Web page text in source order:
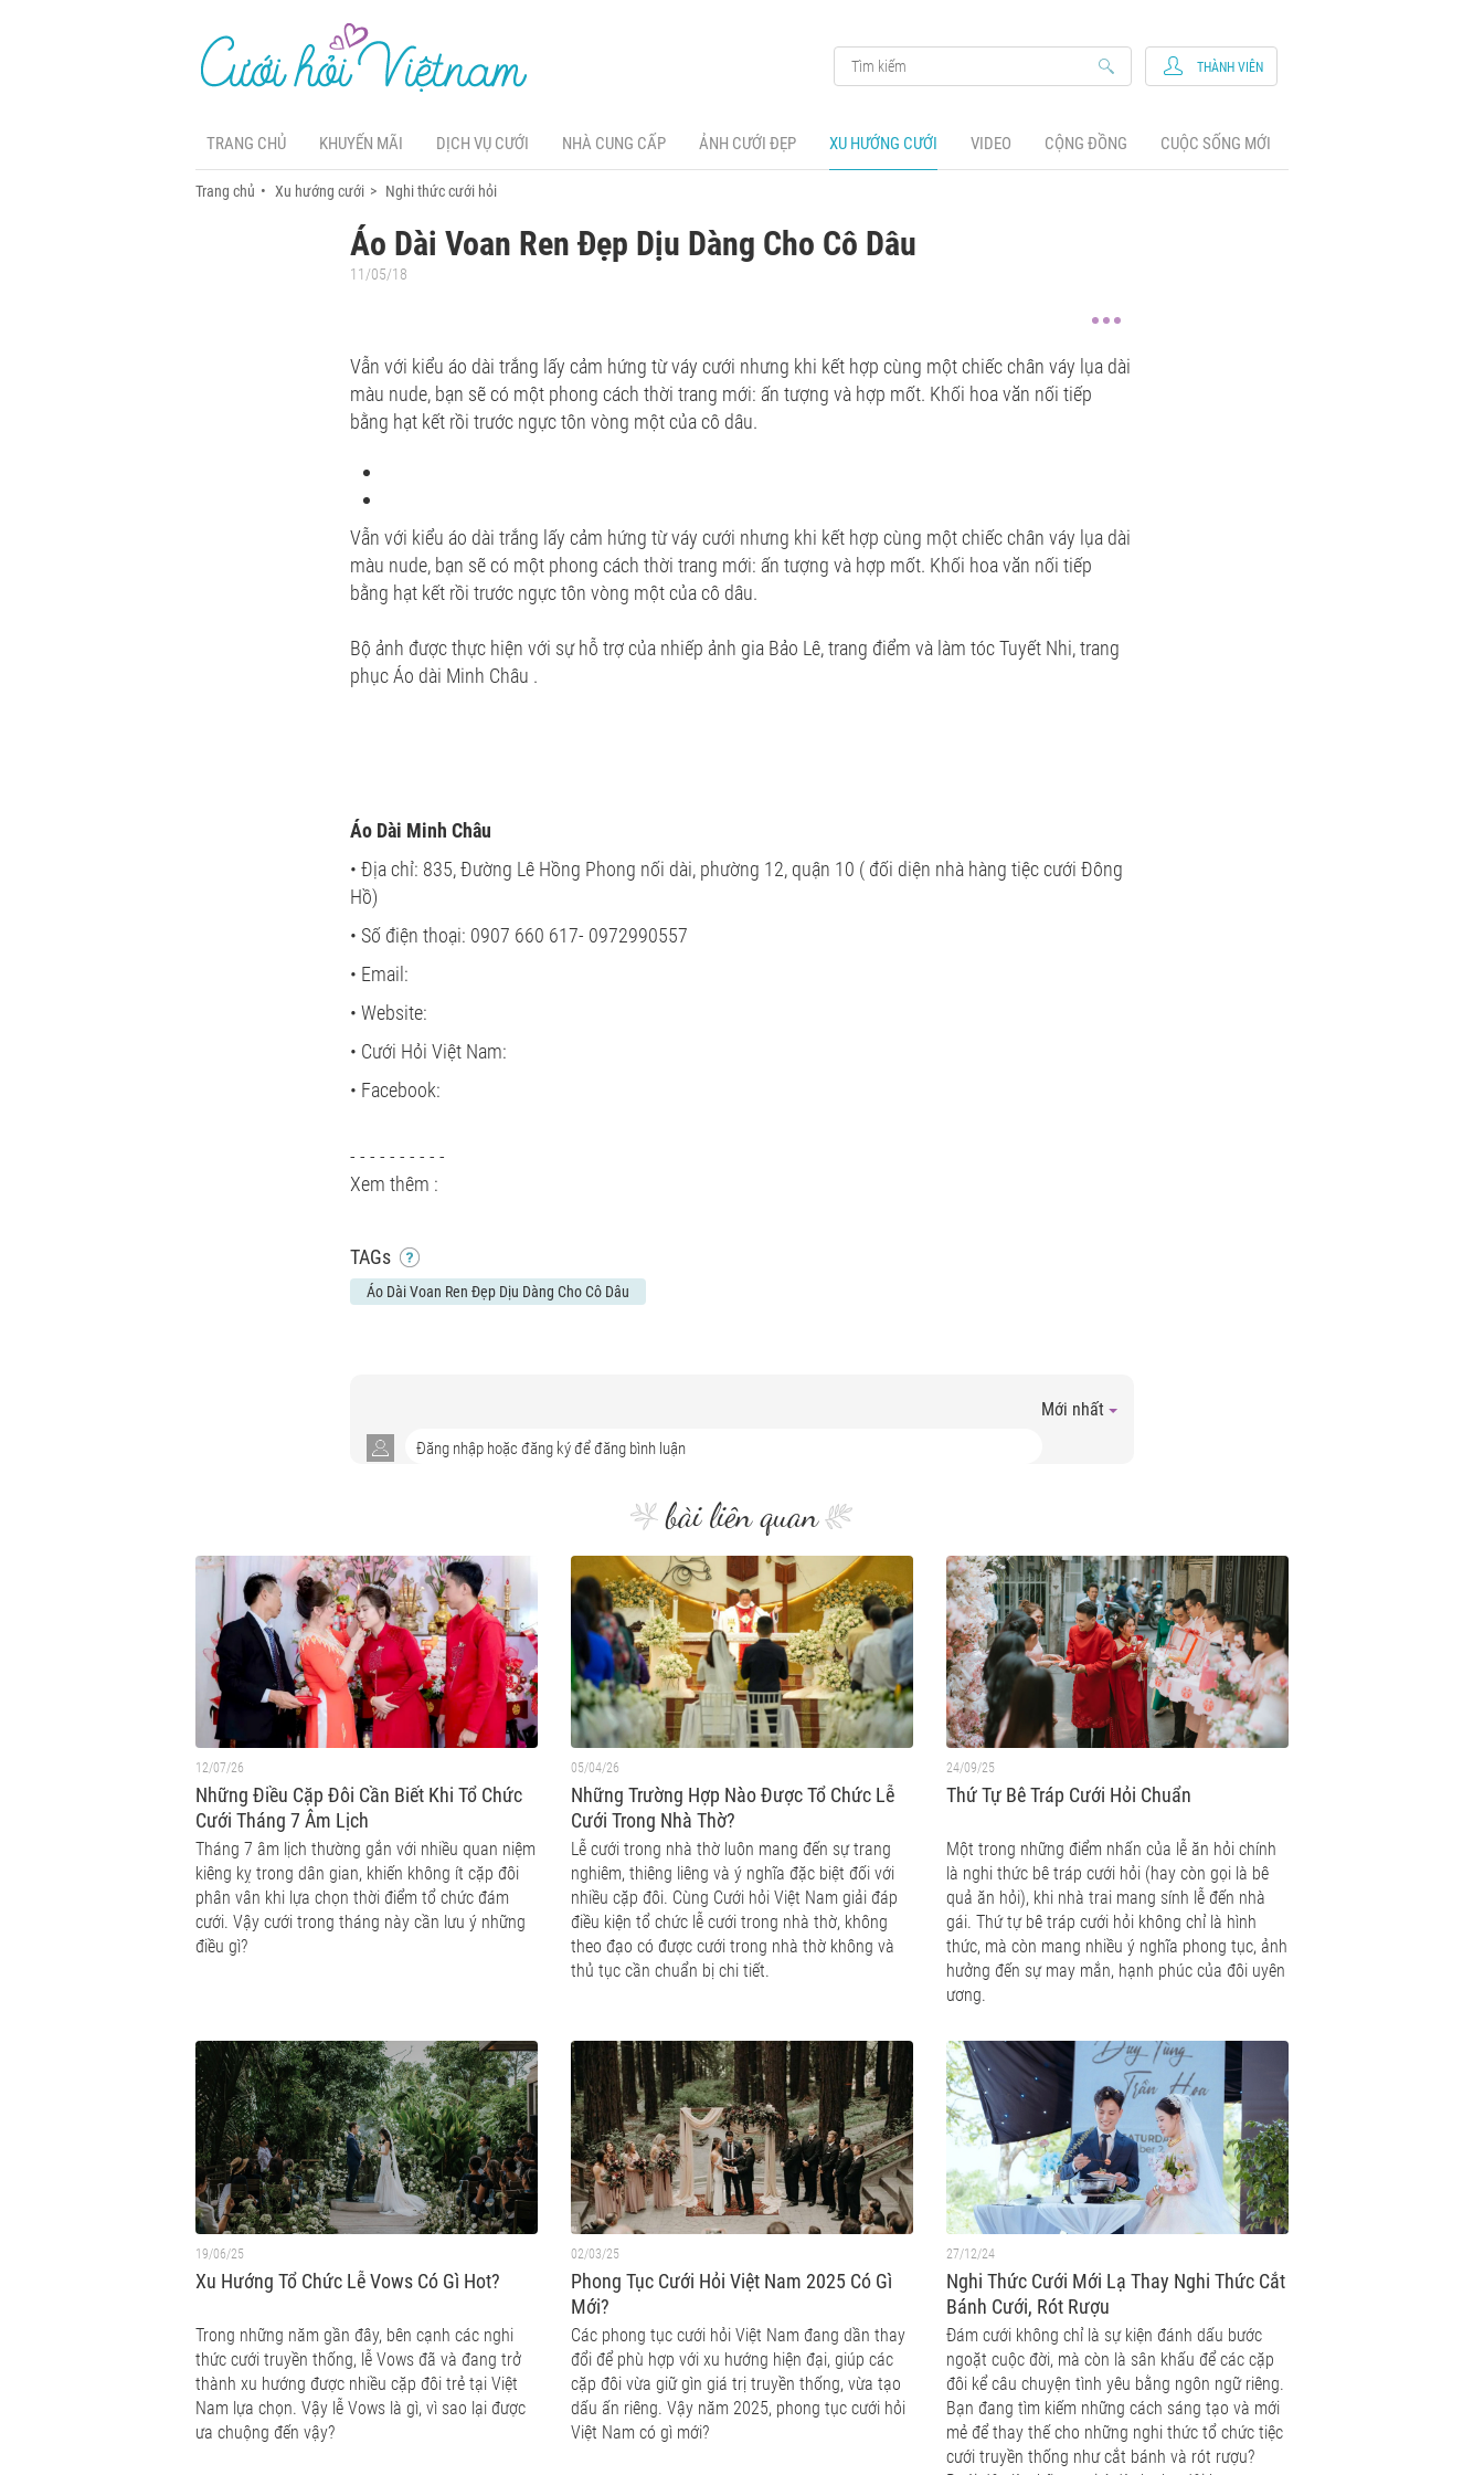
TRANG CHỦ KHUYẾN MÃI DỊCH VỤ CƯỚI NHÀ CUNG CẤP ẢNH CƯỚI ĐẸP XU HƯỚNG CƯỚI VIDEO CỘNG ĐỒNG CUỘC SỐNG MỚI
THÀNH VIÊN
Trang chủ Xu hướng cưới Nghi thức cưới hỏi
Áo Dài Voan Ren Đẹp Dịu Dàng Cho Cô Dâu
11/05/18
Vẫn với kiểu áo dài trắng lấy cảm hứng từ váy cưới nhưng khi kết hợp cùng một chiếc chân váy lụa dài
màu nude, bạn sẽ có một phong cách thời trang mới: ấn tượng và hợp mốt. Khối hoa văn nối tiếp
bằng hạt kết rồi trước ngực tôn vòng một của cô dâu.
Vẫn với kiểu áo dài trắng lấy cảm hứng từ váy cưới nhưng khi kết hợp cùng một chiếc chân váy lụa dài
màu nude, bạn sẽ có một phong cách thời trang mới: ấn tượng và hợp mốt. Khối hoa văn nối tiếp
bằng hạt kết rồi trước ngực tôn vòng một của cô dâu.
Bộ ảnh được thực hiện với sự hỗ trợ của nhiếp ảnh gia Bảo Lê, trang điểm và làm tóc Tuyết Nhi, trang
phục Áo dài Minh Châu .
Áo Dài Minh Châu
• Địa chỉ: 835, Đường Lê Hồng Phong nối dài, phường 12, quận 10 ( đối diện nhà hàng tiệc cưới Đông
Hồ)
• Số điện thoại: 0907 660 617- 0972990557
• Email:
• Website:
• Cưới Hỏi Việt Nam:
• Facebook:
- - - - - - - - - -
Xem thêm :
TAGs
Áo Dài Voan Ren Đẹp Dịu Dàng Cho Cô Dâu
Mới nhất
bài liên quan
12/07/26
Những Điều Cặp Đôi Cần Biết Khi Tổ Chức
Cưới Tháng 7 Âm Lịch
Tháng 7 âm lịch thường gắn với nhiều quan niệm
kiêng kỵ trong dân gian, khiến không ít cặp đôi
phân vân khi lựa chọn thời điểm tổ chức đám
cưới. Vậy cưới trong tháng này cần lưu ý những
điều gì?
05/04/26
Những Trường Hợp Nào Được Tổ Chức Lễ
Cưới Trong Nhà Thờ?
Lễ cưới trong nhà thờ luôn mang đến sự trang
nghiêm, thiêng liêng và ý nghĩa đặc biệt đối với
nhiều cặp đôi. Cùng Cưới hỏi Việt Nam giải đáp
điều kiện tổ chức lễ cưới trong nhà thờ, không
theo đạo có được cưới trong nhà thờ không và
thủ tục cần chuẩn bị chi tiết.
24/09/25
Thứ Tự Bê Tráp Cưới Hỏi Chuẩn
Một trong những điểm nhấn của lễ ăn hỏi chính
là nghi thức bê tráp cưới hỏi (hay còn gọi là bê
quả ăn hỏi), khi nhà trai mang sính lễ đến nhà
gái. Thứ tự bê tráp cưới hỏi không chỉ là hình
thức, mà còn mang nhiều ý nghĩa phong tục, ảnh
hưởng đến sự may mắn, hạnh phúc của đôi uyên
ương.
19/06/25
Xu Hướng Tổ Chức Lễ Vows Có Gì Hot?
Trong những năm gần đây, bên cạnh các nghi
thức cưới truyền thống, lễ Vows đã và đang trở
thành xu hướng được nhiều cặp đôi trẻ tại Việt
Nam lựa chọn. Vậy lễ Vows là gì, vì sao lại được
ưa chuộng đến vậy?
02/03/25
Phong Tục Cưới Hỏi Việt Nam 2025 Có Gì
Mới?
Các phong tục cưới hỏi Việt Nam đang dần thay
đổi để phù hợp với xu hướng hiện đại, giúp các
cặp đôi vừa giữ gìn giá trị truyền thống, vừa tạo
dấu ấn riêng. Vậy năm 2025, phong tục cưới hỏi
Việt Nam có gì mới?
27/12/24
Nghi Thức Cưới Mới Lạ Thay Nghi Thức Cắt
Bánh Cưới, Rót Rượu
Đám cưới không chỉ là sự kiện đánh dấu bước
ngoặt cuộc đời, mà còn là sân khấu để các cặp
đôi kể câu chuyện tình yêu bằng ngôn ngữ riêng.
Bạn đang tìm kiếm những cách sáng tạo và mới
mẻ để thay thế cho những nghi thức tổ chức tiệc
cưới truyền thống như cắt bánh và rót rượu?